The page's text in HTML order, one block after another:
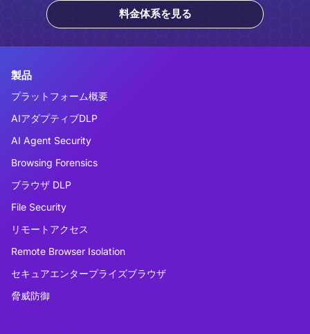
料金体系を見る
製品
プラットフォーム概要
AIアダプティブDLP
AI Agent Security
Browsing Forensics
ブラウザ DLP
File Security
リモートアクセス
Remote Browser Isolation
セキュアエンタープライズブラウザ
脅威防御